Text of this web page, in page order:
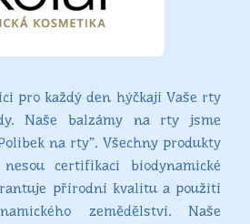
pro každý den hýčkají Vaše rty
Naše balzámy na rty jsme
na rty”. Všechny produkty
certifikaci biodynamické
přírodní kvalitu a použití
zemědělství. Naše